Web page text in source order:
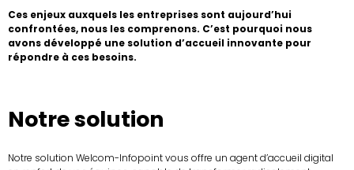
Ces enjeux auxquels les entreprises sont aujourd’hui
confrontées, nous les comprenons. C’est pourquoi nous
avons développé une solution d’accueil innovante pour
répondre à ces besoins.
Notre solution
Notre solution Welcom-Infopoint vous offre un agent d’accueil digital